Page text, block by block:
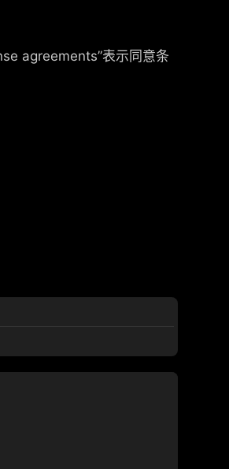
agreements”表示同意条